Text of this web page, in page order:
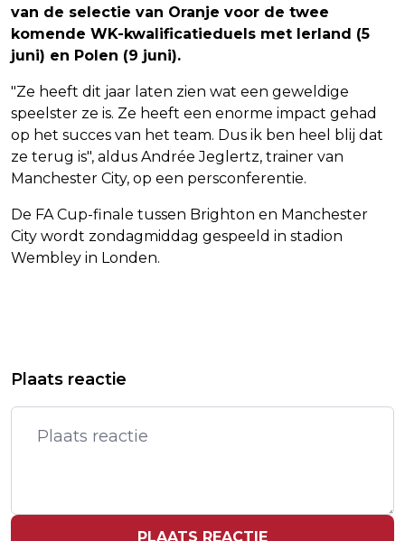
van de selectie van Oranje voor de twee
komende WK-kwalificatieduels met Ierland (5
juni) en Polen (9 juni).
"Ze heeft dit jaar laten zien wat een geweldige
speelster ze is. Ze heeft een enorme impact gehad
op het succes van het team. Dus ik ben heel blij dat
ze terug is", aldus Andrée Jeglertz, trainer van
Manchester City, op een persconferentie.
De FA Cup-finale tussen Brighton en Manchester
City wordt zondagmiddag gespeeld in stadion
Wembley in Londen.
'CENSUUR' OP TV-ARCHIEF
MÁXIMA RONDT EERSTE DEEL
MILITAIRE OPLEIDING AF EN
ONTVANGT BARET
Plaats reactie
PLAATS REACTIE